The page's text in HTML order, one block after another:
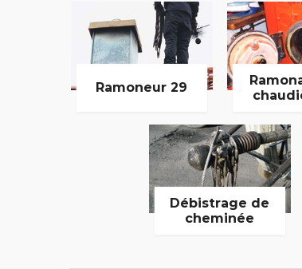
Ramoneur 29
Débistrage de
cheminée